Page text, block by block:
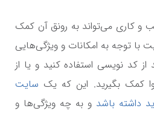
و کاری می‌تواند به رونق آن کمک
با توجه به امکانات و ویژگی‌هایی
از کد نویسی استفاده کنید و یا از
کمک بگیرید. این که یک سایت
داشته باشد و به چه ویژگی‌ها و